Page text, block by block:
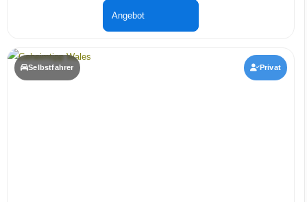
Angebot
Selbstfahrer Privat